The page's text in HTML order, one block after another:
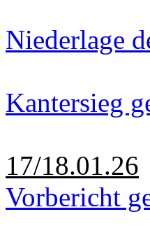
Niederlage
Kantersieg
17/18.01.26
Vorbericht